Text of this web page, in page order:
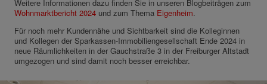
Weitere Informationen dazu finden Sie in unseren Blogbeiträgen zum
Wohnmarktbericht 2024 und zum Thema Eigenheim.
Für noch mehr Kundennähe und Sichtbarkeit sind die Kolleginnen
und Kollegen der Sparkassen-Immobiliengesellschaft Ende 2024 in
neue Räumlichkeiten in der Gauchstraße 3 in der Freiburger Altstadt
umgezogen und sind damit noch besser erreichbar.